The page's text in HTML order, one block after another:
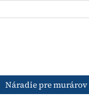
PODMIENKY
Náradie pre murárov